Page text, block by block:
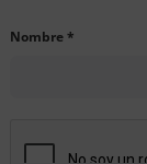
Nombre*
Comentario